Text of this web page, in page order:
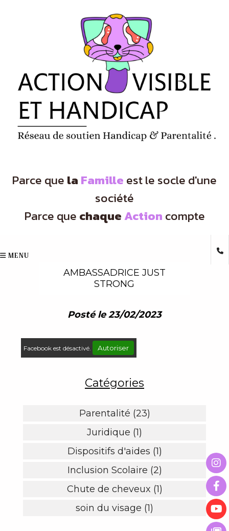
Parce que la Famille est le socle d'une
société
Parce que chaqueAction compte
MENU
AMBASSADRICE JUST
STRONG
Posté le 23/02/2023
Facebook est désactivé. Autoriser
Catégories
Parentalité (23)
Juridique (1)
Dispositifs d'aides (1)
Inclusion Scolaire (2)
Chute de cheveux (1)
soin du visage (1)